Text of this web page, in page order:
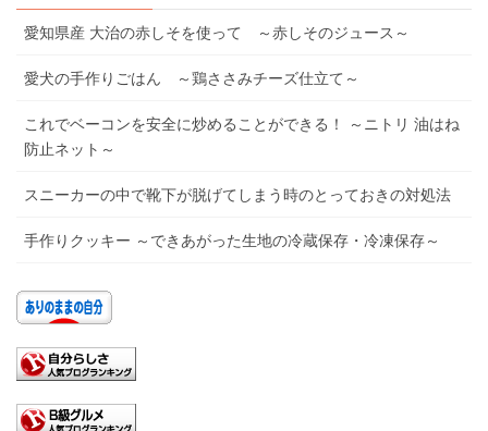
愛知県産 大治の赤しそを使って ～赤しそのジュース～
愛犬の手作りごはん ～鶏ささみチーズ仕立て～
これでベーコンを安全に炒めることができる！ ～ニトリ 油はね
防止ネット～
スニーカーの中で靴下が脱げてしまう時のとっておきの対処法
手作りクッキー ～できあがった生地の冷蔵保存・冷凍保存～